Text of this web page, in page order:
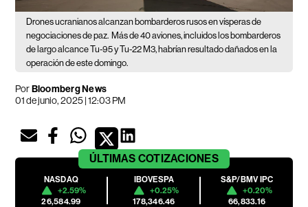
Drones ucranianos alcanzan bombarderos rusos en vísperas de
negociaciones de paz. Más de 40 aviones, incluidos los bombarderos
de largo alcance Tu-95 y Tu-22 M3, habrían resultado dañados en la
operación de este domingo.
PorBloomberg News
01 de junio, 2025 | 12:03 PM
ÚLTIMAS COTIZACIONES
NASDAQ
+2.59%
26,584.99
IBOVESPA
+0.25%
178,346.46
S&P/BMV IPC
+0.20%
66,833.16